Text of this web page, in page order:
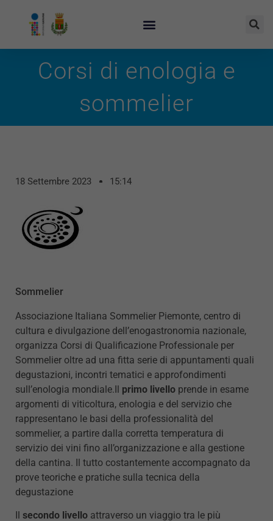
Corsi di enologia e
sommelier
18 Settembre 2023 15:14
Sommelier
Associazione Italiana Sommelier Piemonte, centro di
cultura e divulgazione dell’enogastronomia nazionale,
organizza Corsi di Qualificazione Professionale per
Sommelier oltre ad una fitta serie di appuntamenti quali
degustazioni, incontri tematici e approfondimenti
sull’enologia mondiale.Il primo livello prende in esame
argomenti di viticoltura, enologia e del servizio che
rappresentano le basi della professionalità del
sommelier, a partire dalla corretta temperatura di
servizio dei vini fino all’organizzazione e alla gestione
della cantina. Il tutto costantemente accompagnato da
prove teoriche e pratiche sulla tecnica della
degustazione
secondo livello attraverso un viaggio tra le più